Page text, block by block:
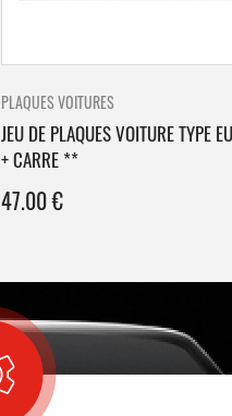
PLAQUES VOITURES
JEU DE PLAQUES VOITURE TYPE
+ CARRE **
47.00€